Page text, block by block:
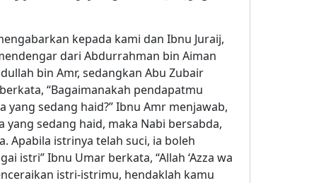
kepada kami dan Ibnu Juraij,
dari Abdurrahman bin Aiman
bin Amr, sedangkan Abu Zubair
“Bagaimanakah pendapatmu
sedang haid?” Ibnu Amr menjawab,
yang sedang haid, maka Nabi bersabda,
Apabila istrinya telah suci, ia boleh
istri” Ibnu Umar berkata, “Allah ‘Azza wa
istri-istrimu, hendaklah kamu